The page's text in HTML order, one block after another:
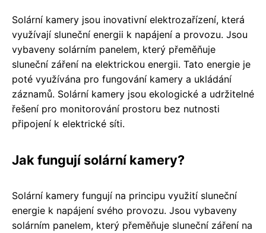
Solární kamery jsou inovativní elektrozařízení, která
využívají sluneční energii k napájení a provozu. Jsou
vybaveny solárním panelem, který přeměňuje
sluneční záření na elektrickou energii. Tato energie je
poté využívána pro fungování kamery a ukládání
záznamů. Solární kamery jsou ekologické a udržitelné
řešení pro monitorování prostoru bez nutnosti
připojení k elektrické síti.
Jak fungují solární kamery?
Solární kamery fungují na principu využití sluneční
energie k napájení svého provozu. Jsou vybaveny
solárním panelem, který přeměňuje sluneční záření na